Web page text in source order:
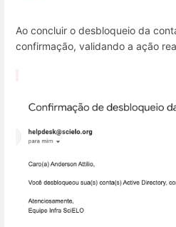
Ao concluir o desbloqueio da
confirmação, validando a ação